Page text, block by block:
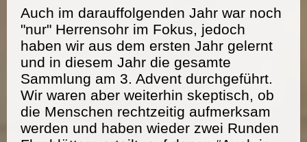
Auch im darauffolgenden Jahr war noch
"nur" Herrensohr im Fokus, jedoch
haben wir aus dem ersten Jahr gelernt
und in diesem Jahr die gesamte
Sammlung am 3. Advent durchgeführt.
Wir waren aber weiterhin skeptisch, ob
die Menschen rechtzeitig aufmerksam
werden und haben wieder zwei Runden